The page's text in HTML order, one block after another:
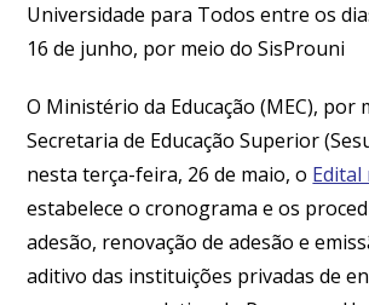
Universidade para Todos entre os
16 de junho, por meio do SisProuni
O Ministério da Educação (MEC), por
Secretaria de Educação Superior
nesta terça-feira, 26 de maio, o Edital
estabelece o cronograma e os
adesão, renovação de adesão e
aditivo das instituições privadas de